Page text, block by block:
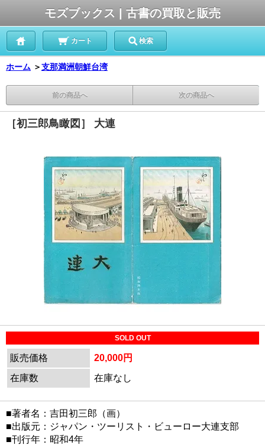
モズブックス | 古書の買取と販売
カート 検索
ホーム ＞支那満洲朝鮮台湾
前の商品へ 次の商品へ
［初三郎鳥瞰図］ 大連
SOLD OUT
販売価格
20,000円
在庫数
在庫なし
■著者名：吉田初三郎（画）
■出版元：ジャパン・ツーリスト・ビューロー大連支部
■刊行年：昭和4年